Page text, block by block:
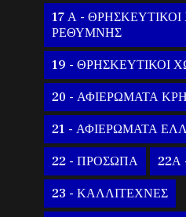
17 Α - ΘΡΗΣΚΕΥΤΙΚΟΙ
ΡΕΘΥΜΝΗΣ
19 - ΘΡΗΣΚΕΥΤΙΚΟΙ
20 - ΑΦΙΕΡΩΜΑΤΑ
21 - ΑΦΙΕΡΩΜΑΤΑ
22 - ΠΡΟΣΩΠΑ 22Α
23 - ΚΑΛΛΙΤΕΧΝΕΣ